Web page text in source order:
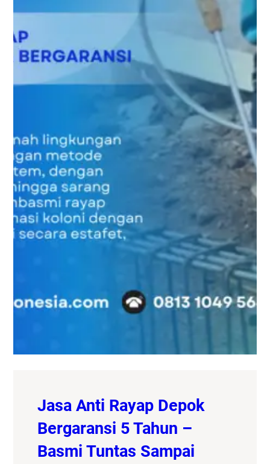
Jasa Anti Rayap Depok
Bergaransi 5 Tahun –
Basmi Tuntas Sampai